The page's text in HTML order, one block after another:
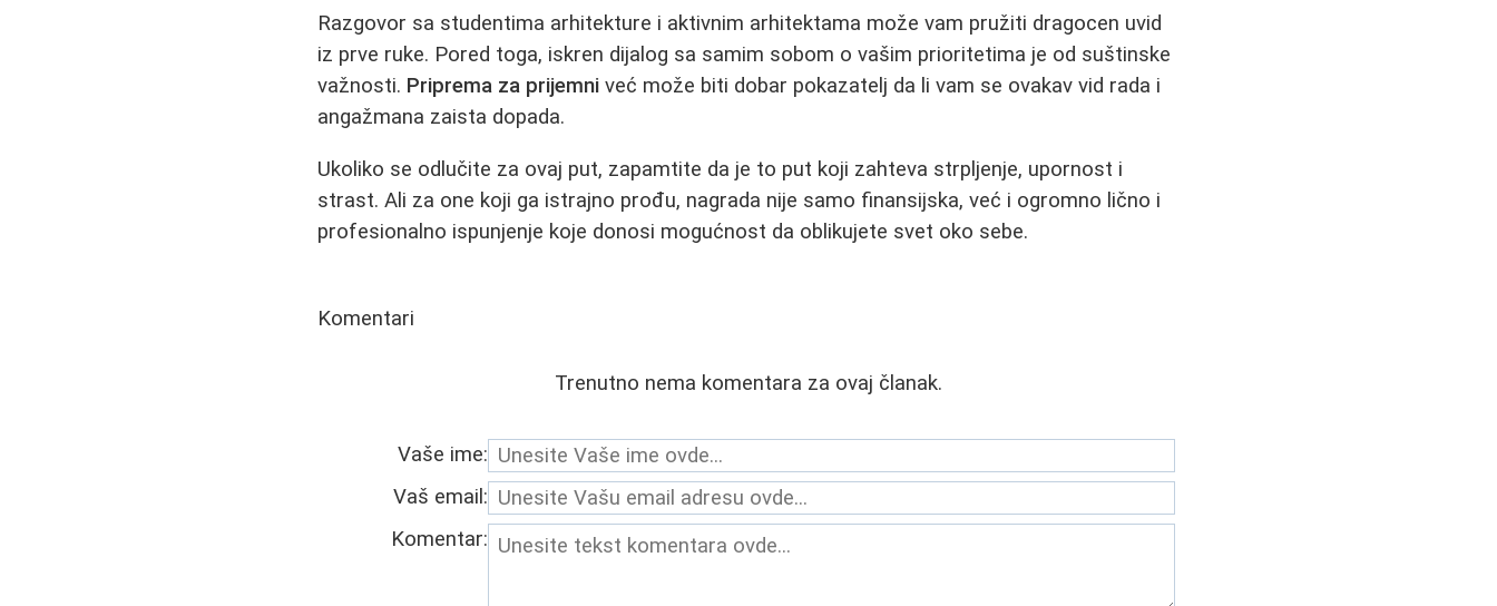
Razgovor sa studentima arhitekture i aktivnim arhitektama može vam pružiti dragocen uvid
iz prve ruke. Pored toga, iskren dijalog sa samim sobom o vašim prioritetima je od suštinske
važnosti. Priprema za prijemni već može biti dobar pokazatelj da li vam se ovakav vid rada i
angažmana zaista dopada.
Ukoliko se odlučite za ovaj put, zapamtite da je to put koji zahteva strpljenje, upornost i
strast. Ali za one koji ga istrajno prođu, nagrada nije samo finansijska, već i ogromno lično i
profesionalno ispunjenje koje donosi mogućnost da oblikujete svet oko sebe.
Komentari
Trenutno nema komentara za ovaj članak.
Vaše ime:
Vaš email:
Komentar: